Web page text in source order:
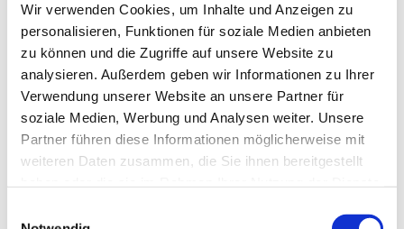
Wir verwenden Cookies, um Inhalte und Anzeigen zu
personalisieren, Funktionen für soziale Medien anbieten
zu können und die Zugriffe auf unsere Website zu
analysieren. Außerdem geben wir Informationen zu Ihrer
Verwendung unserer Website an unsere Partner für
soziale Medien, Werbung und Analysen weiter. Unsere
Partner führen diese Informationen möglicherweise mit
weiteren Daten zusammen, die Sie ihnen bereitgestellt
focus is on connecting with the elements in relation
to personal pilgrimage and faith experiences.
Route: Paths around the “Open Chapel” in Jager
Between 10 and 15 km each time
February 7Look up at the sky and see; and look at
the clouds high above you